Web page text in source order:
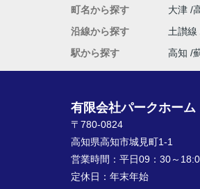
町名から探す
大津
沿線から探す
土讃線
駅から探す
高知
有限会社パークホーム
〒780-0824
高知県高知市城見町1-1
営業時間： 平日09：30～
定休日： 年末年始